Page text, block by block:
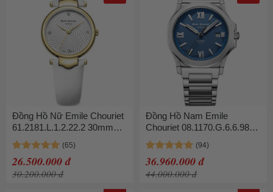
Đồng Hồ Nữ Emile Chouriet
61.2181.L.1.2.22.2 30mm
Màu Trắng
26.500.000 đ
30.200.000 đ
Đồng Hồ Nam Emile
Chouriet 08.1170.G.6.6.98.6
40mm Màu Bạc
36.960.000 đ
44.000.000 đ